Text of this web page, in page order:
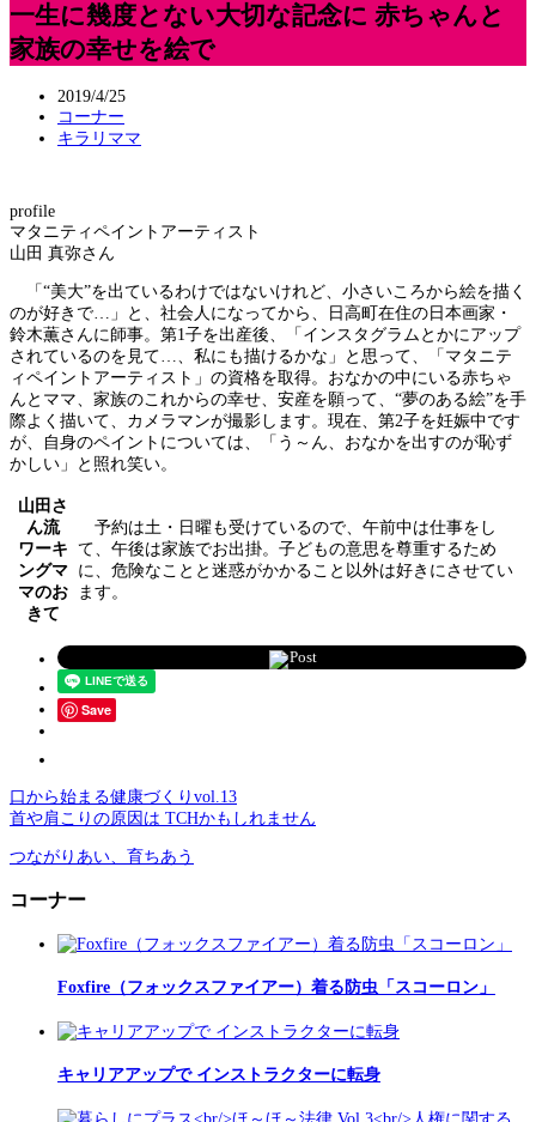
一生に幾度とない大切な記念に 赤ちゃんと
家族の幸せを絵で
2019/4/25
コーナー
キラリママ
profile
マタニティペイントアーティスト
山田 真弥さん
「“美大”を出ているわけではないけれど、小さいころから絵を描く
のが好きで…」と、社会人になってから、日高町在住の日本画家・
鈴木薫さんに師事。第1子を出産後、「インスタグラムとかにアップ
されているのを見て…、私にも描けるかな」と思って、「マタニテ
ィペイントアーティスト」の資格を取得。おなかの中にいる赤ちゃ
んとママ、家族のこれからの幸せ、安産を願って、“夢のある絵”を手
際よく描いて、カメラマンが撮影します。現在、第2子を妊娠中です
が、自身のペイントについては、「う～ん、おなかを出すのが恥ず
かしい」と照れ笑い。
山田さ
ん流
ワーキ
ングマ
マのお
きて
予約は土・日曜も受けているので、午前中は仕事をし
て、午後は家族でお出掛。子どもの意思を尊重するため
に、危険なことと迷惑がかかること以外は好きにさせてい
ます。
Post
Save
口から始まる健康づくりvol.13
首や肩こりの原因は TCHかもしれません
つながりあい、育ちあう
コーナー
Foxfire（フォックスファイアー）着る防虫「スコーロン」
キャリアアップで インストラクターに転身